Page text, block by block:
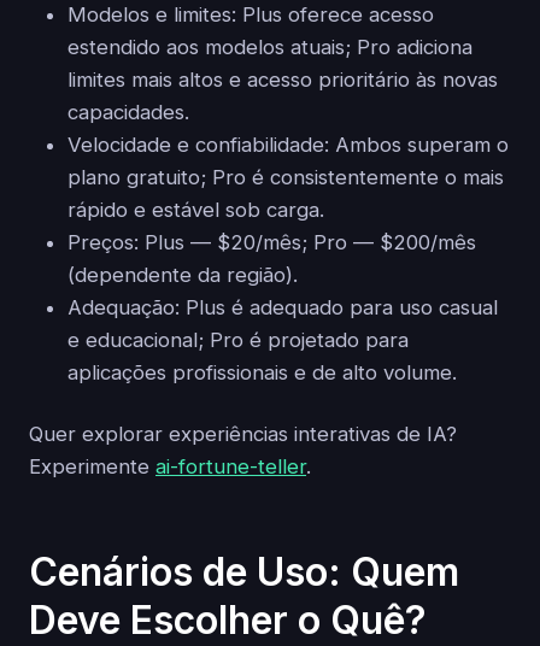
Modelos e limites: Plus oferece acesso
estendido aos modelos atuais; Pro adiciona
limites mais altos e acesso prioritário às novas
capacidades.
Velocidade e confiabilidade: Ambos superam o
plano gratuito; Pro é consistentemente o mais
rápido e estável sob carga.
Preços: Plus — $20/mês; Pro — $200/mês
(dependente da região).
Adequação: Plus é adequado para uso casual
e educacional; Pro é projetado para
aplicações profissionais e de alto volume.
Quer explorar experiências interativas de IA?
Experimente ai-fortune-teller.
Cenários de Uso: Quem
Deve Escolher o Quê?